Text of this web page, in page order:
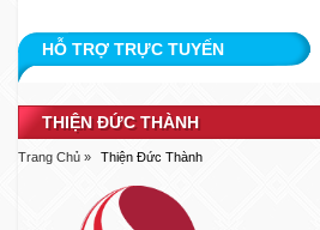
HỖ TRỢ TRỰC TUYẾN
THIỆN ĐỨC THÀNH
Trang Chủ » Thiện Đức Thành